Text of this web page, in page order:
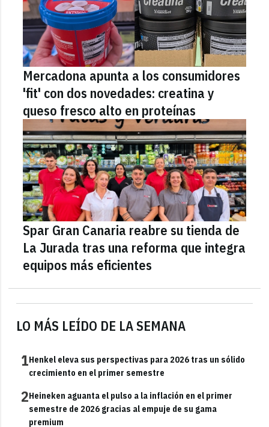
LO MÁS LEÍDO DE LA SEMANA
1Henkel eleva sus perspectivas para 2026 tras un sólido
crecimiento en el primer semestre
2Heineken aguanta el pulso a la inflación en el primer
semestre de 2026 gracias al empuje de su gama
premium
Mercadona apunta a los consumidores
'fit' con dos novedades: creatina y
queso fresco alto en proteínas
Spar Gran Canaria reabre su tienda de
La Jurada tras una reforma que integra
equipos más eficientes